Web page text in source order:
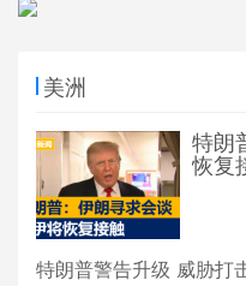
美洲
特朗
恢复
特朗普警告升级 威胁打